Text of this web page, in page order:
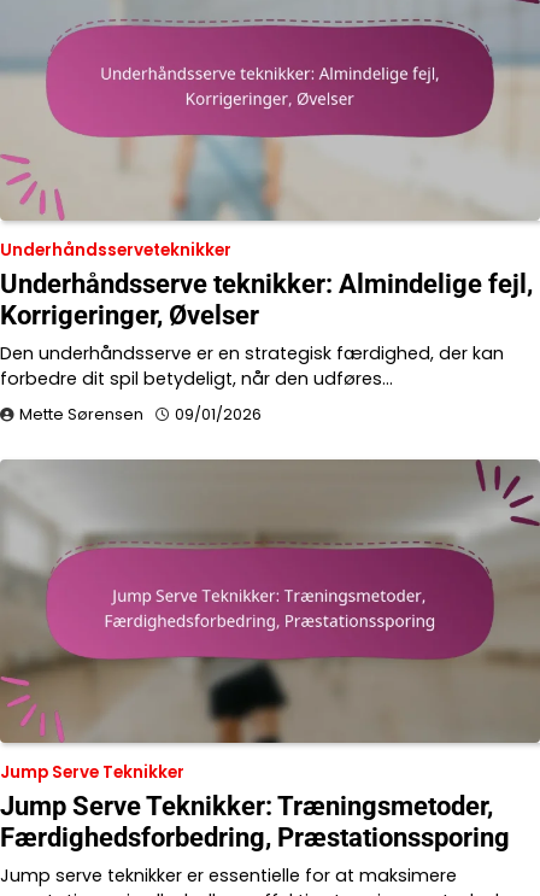
Underhåndsserveteknikker
Underhåndsserve teknikker: Almindelige fejl,
Korrigeringer, Øvelser
Den underhåndsserve er en strategisk færdighed, der kan
forbedre dit spil betydeligt, når den udføres…
Mette Sørensen 09/01/2026
Jump Serve Teknikker
Jump Serve Teknikker: Træningsmetoder,
Færdighedsforbedring, Præstationssporing
Jump serve teknikker er essentielle for at maksimere